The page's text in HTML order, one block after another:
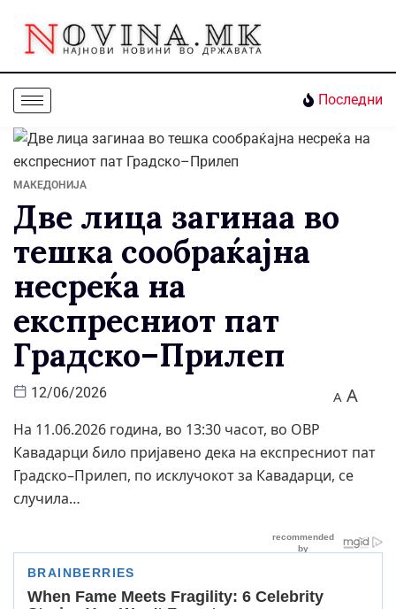
Последни
МАКЕДОНИЈА
Две лица загинаа во
тешка сообраќајна
несреќа на
експресниот пат
Градско–Прилеп
12/06/2026 A A
На 11.06.2026 година, во 13:30 часот, во ОВР
Кавадарци било пријавено дека на експресниот пат
Градско–Прилеп, по исклучокот за Кавадарци, се
случила…